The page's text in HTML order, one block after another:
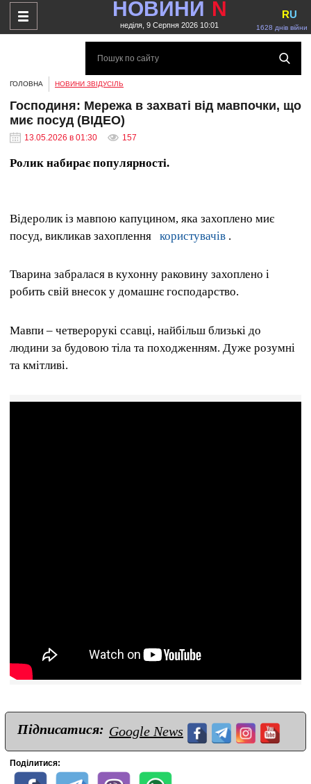
НОВИНИ N
неділя, 9 Серпня 2026 10:01 1628 днів війни
RU
ГОЛОВНА НОВИНИ ЗВІДУСІЛЬ
Господиня: Мережа в захваті від мавпочки, що
миє посуд (ВІДЕО)
13.05.2026 в 01:30 157
Ролик набирає популярності.
Відеролик із мавпою капуцином, яка захоплено миє
посуд, викликав захоплення користувачів .
Тварина забралася в кухонну раковину захоплено і
робить свій внесок у домашнє господарство.
Мавпи – четверорукі ссавці, найбільш близькі до
людини за будовою тіла та походженням. Дуже розумні
та кмітливі.
Підписатися: Google News
Поділитися: